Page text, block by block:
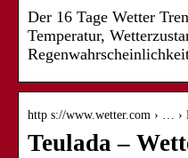
Der 16 Tage Wetter
Temperatur,
http s://www.wetter.com › … ›
Teulada –